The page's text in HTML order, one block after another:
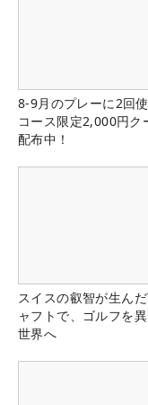
8-9月のプレーに2回使
コース限定2,000円ク
配布中！
スイスの叡智が生ん
ャフトで、ゴルフを
世界へ